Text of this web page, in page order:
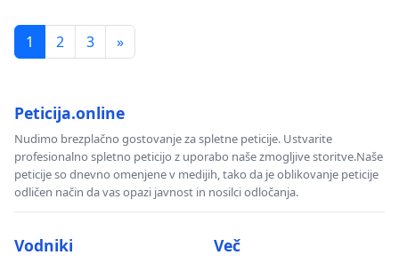
1 2 3 »
Peticija.online
Nudimo brezplačno gostovanje za spletne peticije. Ustvarite
profesionalno spletno peticijo z uporabo naše zmogljive storitve.Naše
peticije so dnevno omenjene v medijih, tako da je oblikovanje peticije
odličen način da vas opazi javnost in nosilci odločanja.
Vodniki Več